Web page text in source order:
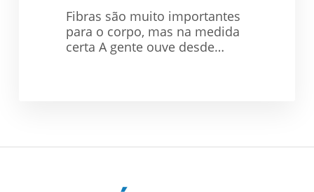
Fibras são muito importantes
para o corpo, mas na medida
certa A gente ouve desde…